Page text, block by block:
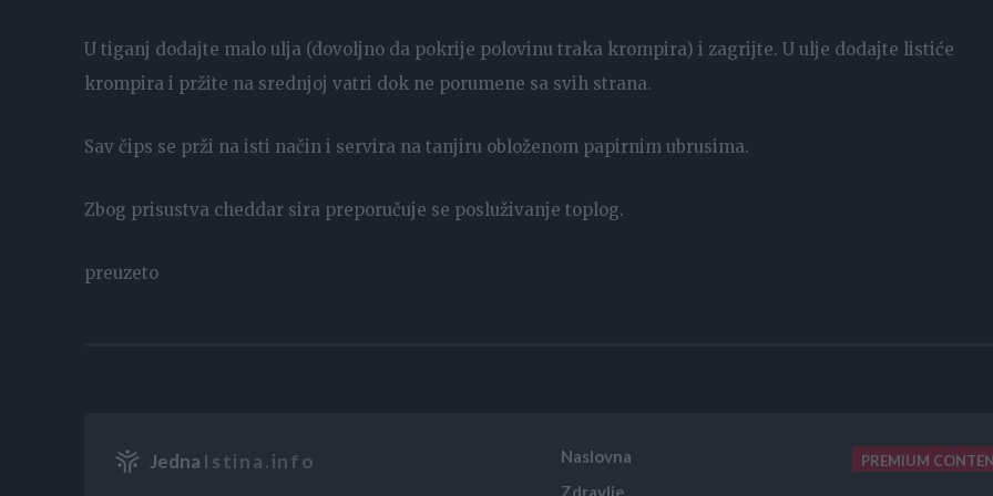
U tiganj dodajte malo ulja (dovoljno da pokrije polovinu traka krompira) i zagrijte. U ulje dodajte listiće
krompira i pržite na srednjoj vatri dok ne porumene sa svih strana.
Sav čips se prži na isti način i servira na tanjiru obloženom papirnim ubrusima.
Zbog prisustva cheddar sira preporučuje se posluživanje toplog.
preuzeto
Jedna Istina.info
Naslovna
Zdravlje
PREMIUM